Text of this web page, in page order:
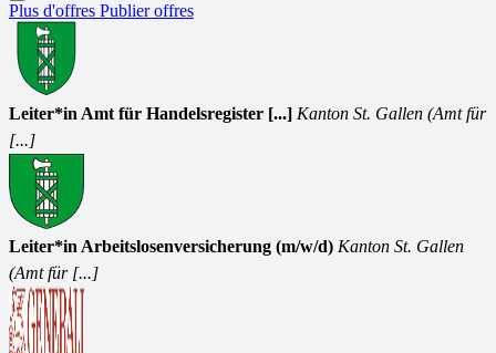
Plus d'offres Publier offres
Leiter*in Amt für Handelsregister [...] Kanton St. Gallen (Amt für
[...]
Leiter*in Arbeitslosenversicherung (m/w/d) Kanton St. Gallen
(Amt für [...]